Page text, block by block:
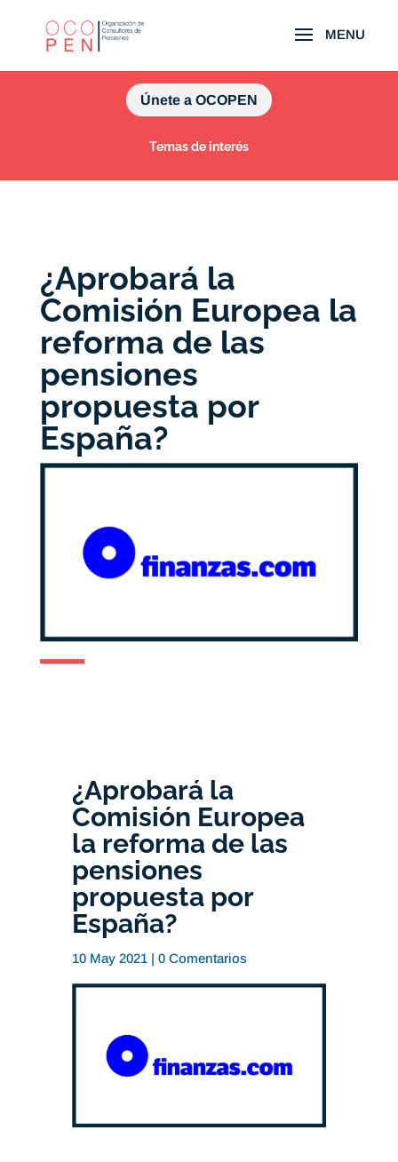
Únete a OCOPEN
Temas de interés
¿Aprobará la
Comisión Europea la
reforma de las
pensiones
propuesta por
España?
¿Aprobará la
Comisión Europea
la reforma de las
pensiones
propuesta por
España?
10 May 2021| 0 Comentarios